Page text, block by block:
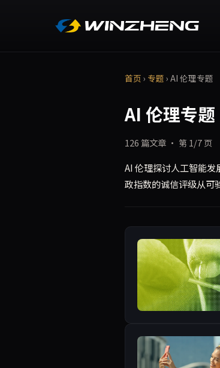
首页 › 专题 › AI 伦理专题
AI 伦理专题
126 篇文章 · 第 1/7 页
AI 伦理探讨人工智能
政指数的诚信评级从可